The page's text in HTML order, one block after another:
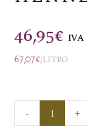
46,95€ IVA
67,07€/litro
- +